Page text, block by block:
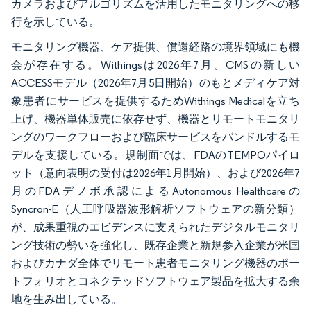
カメラおよびアルゴリズムを活用したモニタリングへの移
行を示している。
モニタリング機器、ケア提供、償還経路の境界領域にも機
会が存在する。Withingsは2026年7月、CMSの新しい
ACCESSモデル（2026年7月5日開始）のもとメディケア対
象患者にサービスを提供するためWithings Medicalを立ち
上げ、機器単体販売に依存せず、機器とリモートモニタリ
ングのワークフローおよび臨床サービスをバンドルするモ
デルを支援している。規制面では、FDAのTEMPOパイロ
ット（意向表明の受付は2026年1月開始）、および2026年7
月のFDAデノボ承認によるAutonomous Healthcareの
Syncron-E（人工呼吸器波形解析ソフトウェアの新分類）
が、成果重視のエビデンスに支えられたデジタルモニタリ
ング技術の勢いを強化し、既存企業と新規参入企業が米国
およびカナダ全体でリモート患者モニタリング機器のポー
トフォリオとコネクテッドソフトウェア製品を拡大する余
地を生み出している。